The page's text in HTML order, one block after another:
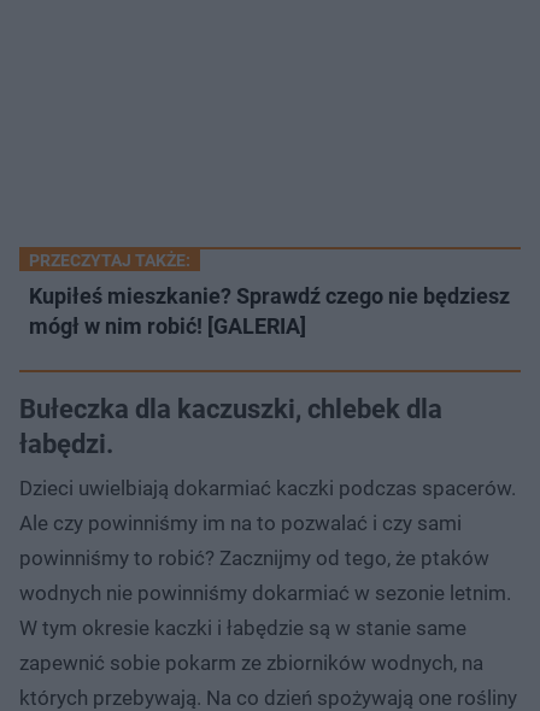
PRZECZYTAJ TAKŻE:
Kupiłeś mieszkanie? Sprawdź czego nie będziesz
mógł w nim robić! [GALERIA]
Bułeczka dla kaczuszki, chlebek dla
łabędzi.
Dzieci uwielbiają dokarmiać kaczki podczas spacerów.
Ale czy powinniśmy im na to pozwalać i czy sami
powinniśmy to robić? Zacznijmy od tego, że ptaków
wodnych nie powinniśmy dokarmiać w sezonie letnim.
W tym okresie kaczki i łabędzie są w stanie same
zapewnić sobie pokarm ze zbiorników wodnych, na
których przebywają. Na co dzień spożywają one rośliny